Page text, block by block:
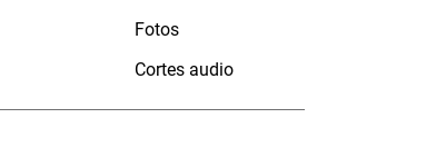
Fotos
Cortes audio